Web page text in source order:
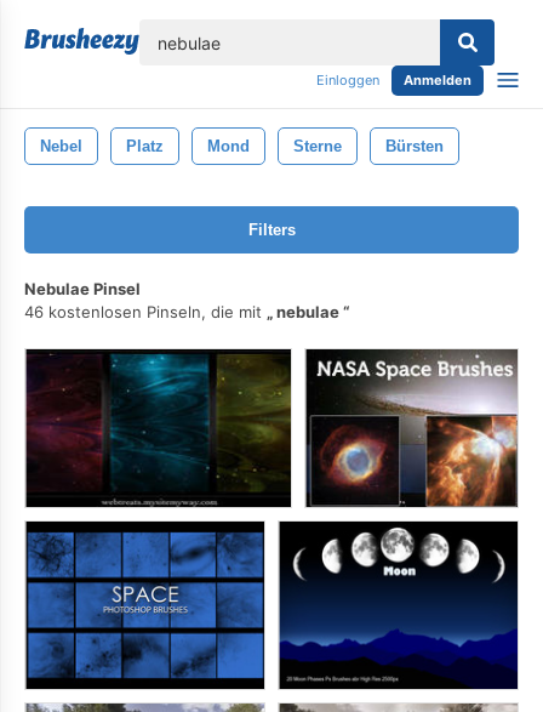
Einloggen Anmelden
Nebel Platz Mond Sterne Bürsten
Filters
Nebulae Pinsel
46 kostenlosen Pinseln, die mit
nebulae